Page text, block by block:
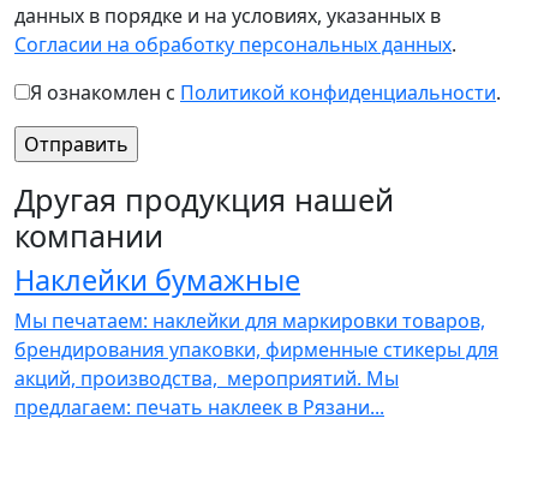
данных в порядке и на условиях, указанных в
Согласии на обработку персональных данных.
Я ознакомлен с Политикой конфиденциальности.
Другая продукция нашей
компании
Наклейки бумажные
Мы печатаем: наклейки для маркировки товаров,
брендирования упаковки, фирменные стикеры для
акций, производства, мероприятий. Мы
предлагаем: печать наклеек в Рязани...